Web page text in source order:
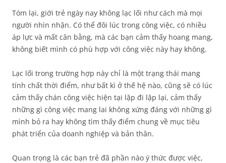
Tóm lại, giới trẻ ngày nay không lạc lối như cách mà mọi
người nhìn nhận. Có thể đôi lúc trong công việc, có nhiều
áp lực và mất cân bằng, mà các bạn cảm thấy hoang mang,
không biết mình có phù hợp với công việc này hay không.
Lạc lối trong trường hợp này chỉ là một trạng thái mang
tính chất thời điểm, như bất kì ở thế hệ nào, cũng sẽ có lúc
cảm thấy chán công việc hiện tại lặp đi lặp lại, cảm thấy
những gì công việc mang lai không xứng đáng với những gì
mình bỏ ra hay không tìm thấy điểm chung về mục tiêu
phát triển của doanh nghiệp và bản thân.
Quan trọng là các bạn trẻ đã phần nào ý thức được việc,